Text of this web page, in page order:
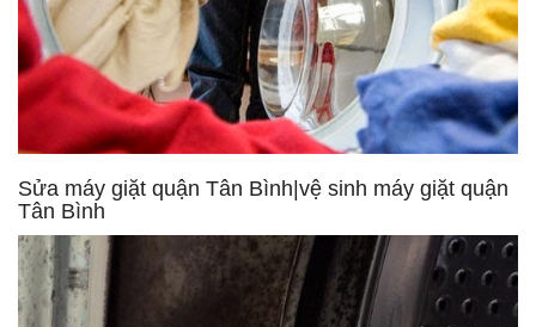
Sửa máy giặt quận Tân Bình|vệ sinh máy giặt quận
Tân Bình